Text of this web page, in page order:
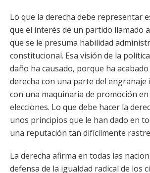
Lo que la derecha debe representar
que el interés de un partido llamado
que se le presuma habilidad
constitucional. Esa visión de la
daño ha causado, porque ha
derecha con una parte del
con una maquinaria de promoción
elecciones. Lo que debe hacer la
unos principios que le han dado en
una reputación tan difícilmente
La derecha afirma en todas las
defensa de la igualdad radical de los